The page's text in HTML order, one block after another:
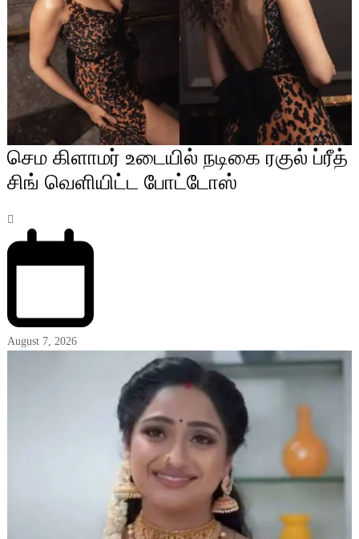
செம கிளாமர் உடையில் நடிகை ரகுல் ப்ரீத்
சிங் வெளியிட்ட போட்டோஸ்
August 7, 2026